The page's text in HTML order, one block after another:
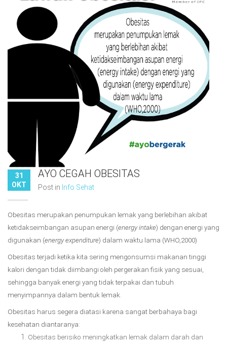
31
OKT
AYO CEGAH OBESITAS
Post in Info Sehat
Obesitas merupakan penumpukan lemak yang berlebihan akibat
ketidakseimbangan asupan energi (energy intake) dengan energi yang
digunakan (energy expenditure) dalam waktu lama (WHO,2000)
Obesitas terjadi ketika kita sering mengonsumsi makanan tinggi
kalori dengan tidak diimbangi oleh pergerakan fisik yang sesuai,
sehingga banyak energi yang tidak terpakai dan tubuh
menyimpannya dalam bentuk lemak.
Obesitas harus segera diatasi karena sangat berbahaya bagi
kesehatan diantaranya:
Obesitas berisiko meningkatkan lemak dalam darah dan